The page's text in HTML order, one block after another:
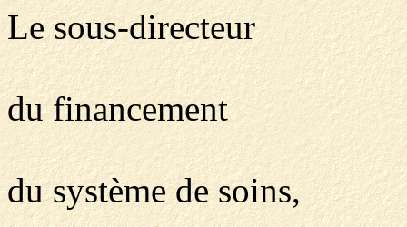
Le sous-directeur
du financement
du système de soins,